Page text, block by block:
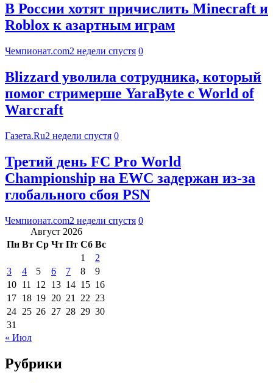
В России хотят причислить Minecraft и
Roblox к азартным играм
Чемпионат.com2 недели спустя 0
Blizzard уволила сотрудника, который
помог стримерше YaraByte с World of
Warcraft
Газета.Ru2 недели спустя 0
Третий день FC Pro World
Championship на EWC задержан из-за
глобального сбоя PSN
Чемпионат.com2 недели спустя 0
Август 2026
Пн Вт Ср Чт Пт Сб Вс
1
2
3
4 5 6 7 8
9
10 11 12 13 14 15 16
17 18 19 20 21 22 23
24 25 26 27 28 29 30
31
« Июл
Рубрики